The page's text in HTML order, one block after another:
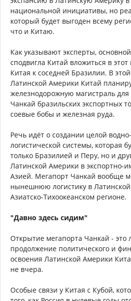
национальной инициативы, но
который будет выгоден всему
что и Китаю.
Как указывают эксперты,
сподвигла Китай вложиться в этот
Китая к соседней Бразилии. В
Латинской Америки Китай
железнодорожную магистраль
Чанкай бразильских экспортных
соевые бобы и железная руда.
Речь идёт о создании целой
логистической системы, которая
только Бразилией и Перу, но и
Латинской Америки в экспортно-
Азией. Мегапорт Чанкай вообще
нынешнюю логистику в
Азиатско-Тихоокеанском регионе.
"Давно здесь сидим"
Открытие мегапорта Чанкай - это
продолжение политического и
освоения Латинской Америки
не вчера.
Особые связи у Китая с Кубой,